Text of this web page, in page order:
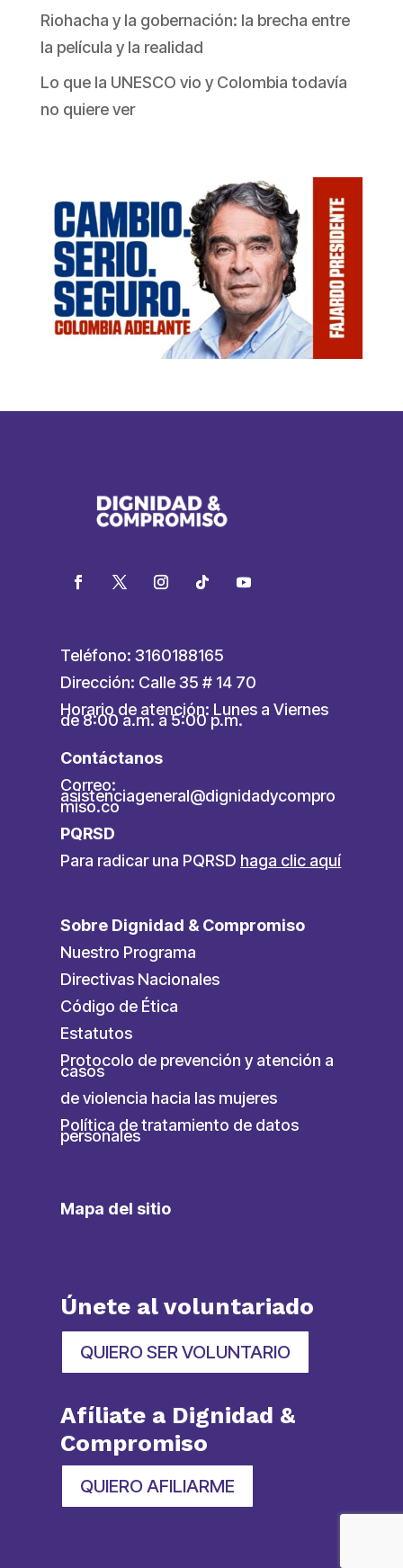
Riohacha y la gobernación: la brecha entre
la película y la realidad
Lo que la UNESCO vio y Colombia todavía
no quiere ver
Teléfono: 3160188165
Dirección: Calle 35 # 14 70
Horario de atención: Lunes a Viernes
de 8:00 a.m. a 5:00 p.m.
Contáctanos
Correo:
asistenciageneral@dignidadycompro
miso.co
PQRSD
Para radicar una PQRSD haga clic aquí
Sobre Dignidad & Compromiso
Nuestro Programa
Directivas Nacionales
Código de Ética
Estatutos
Protocolo de prevención y atención a
casos
de violencia hacia las mujeres
Política de tratamiento de datos
personales
Mapa del sitio
Únete al voluntariado
QUIERO SER VOLUNTARIO
Afíliate a Dignidad &
Compromiso
QUIERO AFILIARME